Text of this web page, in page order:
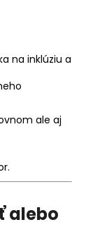
na inklúziu a
ale aj
alebo